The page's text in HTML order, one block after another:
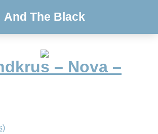
And The Black
– Nova –